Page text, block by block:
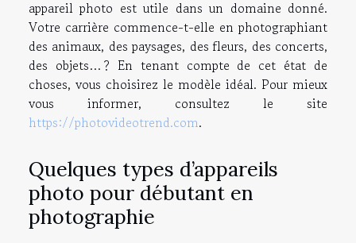
appareil photo est utile dans un domaine donné.
Votre carrière commence-t-elle en photographiant
des animaux, des paysages, des fleurs, des concerts,
des objets… ? En tenant compte de cet état de
choses, vous choisirez le modèle idéal. Pour mieux
vous informer, consultez le site
https://photovideotrend.com.
Quelques types d’appareils
photo pour débutant en
photographie